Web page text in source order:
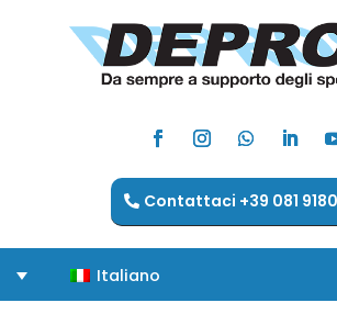
Contattaci +39 081
Italiano